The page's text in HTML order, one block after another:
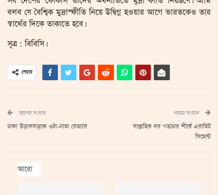
বলব যে বৈশ্বিক মুদ্রাস্ফীতি নিয়ে উদ্বিগ্ন হওয়ার আগে ভারতকেও তার
স্বার্থের দিকে তাকাতে হবে।
সূত্র : বিবিসি।
শেয়ার
আগের সংবাদ
ঢাকা উড়ালসড়কে ওঠা-নামা যেভাবে
পরের সংবাদ
সাপ্তাহিক দর পতনের শীর্ষে এরামিট
সিমেন্ট
আরো